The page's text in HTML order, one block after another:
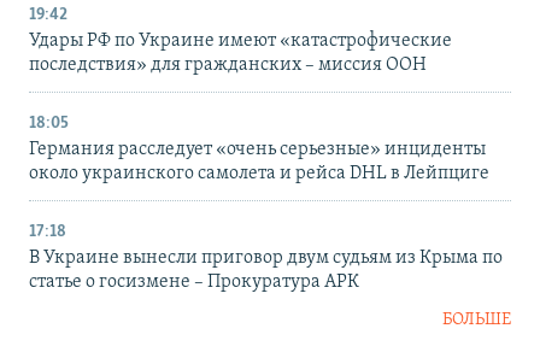
19:42
Удары РФ по Украине имеют «катастрофические
последствия» для гражданских – миссия ООН
18:05
Германия расследует «очень серьезные» инциденты
около украинского самолета и рейса DHL в Лейпциге
17:18
В Украине вынесли приговор двум судьям из Крыма по
статье о госизмене – Прокуратура АРК
БОЛЬШЕ